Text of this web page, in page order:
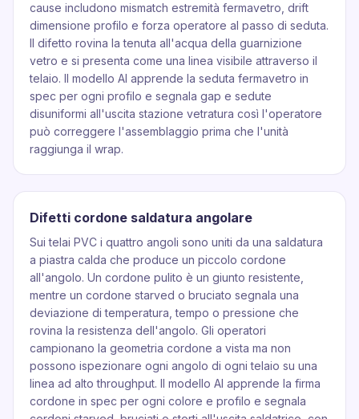
cause includono mismatch estremità fermavetro, drift
dimensione profilo e forza operatore al passo di seduta.
Il difetto rovina la tenuta all'acqua della guarnizione
vetro e si presenta come una linea visibile attraverso il
telaio. Il modello AI apprende la seduta fermavetro in
spec per ogni profilo e segnala gap e sedute
disuniformi all'uscita stazione vetratura così l'operatore
può correggere l'assemblaggio prima che l'unità
raggiunga il wrap.
Difetti cordone saldatura angolare
Sui telai PVC i quattro angoli sono uniti da una saldatura
a piastra calda che produce un piccolo cordone
all'angolo. Un cordone pulito è un giunto resistente,
mentre un cordone starved o bruciato segnala una
deviazione di temperatura, tempo o pressione che
rovina la resistenza dell'angolo. Gli operatori
campionano la geometria cordone a vista ma non
possono ispezionare ogni angolo di ogni telaio su una
linea ad alto throughput. Il modello AI apprende la firma
cordone in spec per ogni colore e profilo e segnala